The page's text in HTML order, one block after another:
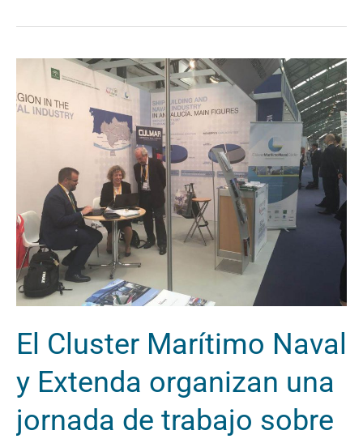
El Cluster Marítimo Naval
y Extenda organizan una
jornada de trabajo sobre
Cluster
Marítimo
Extenda
organizan
una
jornada
de
trabajo
internacionalización